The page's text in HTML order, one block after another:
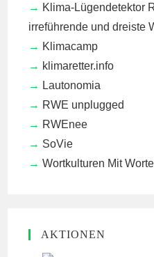
Klima-Lügendetektor
irreführende und dreiste
Klimacamp
klimaretter.info
Lautonomia
RWE unplugged
RWEnee
SoVie
Wortkulturen Mit
AKTIONEN